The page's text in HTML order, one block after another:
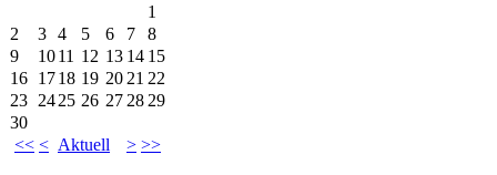
<< < Aktuell > >>
1
2
3 4 5 6 7
8
9
1011 12 13 14 15
16 1718 19 20 21 22
23 2425 26 27 28 29
30